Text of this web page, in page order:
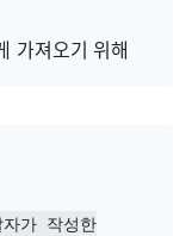
가져오기 위해
가 작성한